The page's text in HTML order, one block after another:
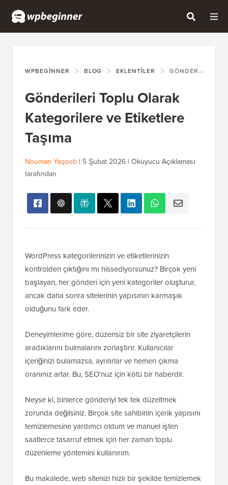
WPBEGINNER BLOG EKLENTILER GÖNDERILERI TOPLU OLARAK KATEGORILERE VE ETIKETLERE TAŞIMA
Gönderileri Toplu Olarak
Kategorilere ve Etiketlere
Taşıma
Nouman Yaqoob | 5 Şubat 2026 | Okuyucu Açıklaması
tarafından
WordPress kategorilerinizin ve etiketlerinizin
kontrolden çıktığını mı hissediyorsunuz? Birçok yeni
başlayan, her gönderi için yeni kategoriler oluşturur,
ancak daha sonra sitelerinin yapısının karmaşık
olduğunu fark eder.
Deneyimlerime göre, düzensiz bir site ziyaretçilerin
aradıklarını bulmalarını zorlaştırır. Kullanıcılar
içeriğinizi bulamazsa, ayrılırlar ve hemen çıkma
oranınız artar. Bu, SEO'nuz için kötü bir haberdir.
Neyse ki, binlerce gönderiyi tek tek düzeltmek
zorunda değilsiniz. Birçok site sahibinin içerik yapısını
temizlemesine yardımcı oldum ve manuel işten
saatlerce tasarruf etmek için her zaman toplu
düzenleme yöntemini kullanırım.
Bu makalede, web sitenizi hızlı bir şekilde temizlemek